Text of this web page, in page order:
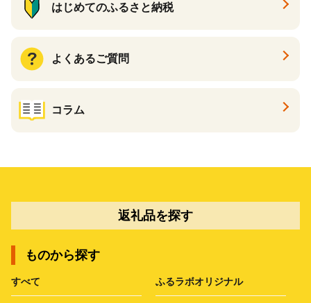
はじめてのふるさと納税
よくあるご質問
コラム
返礼品を探す
ものから探す
すべて ふるラボオリジナル